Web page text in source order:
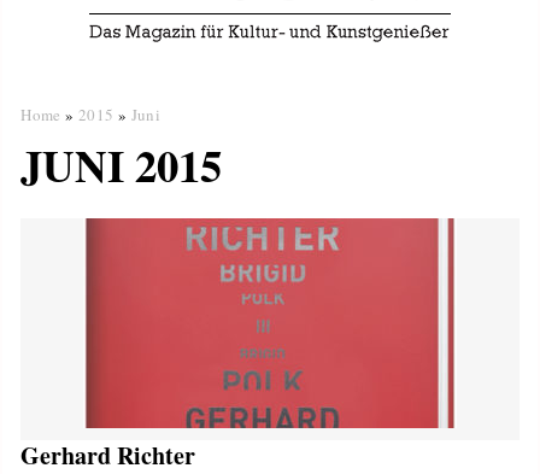
Home » 2015 » Juni
JUNI 2015
Gerhard Richter